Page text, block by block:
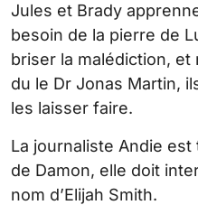
Jules et Brady
besoin de la pierre de
briser la malédiction, et
du le Dr Jonas Martin,
les laisser faire.
La journaliste Andie
de Damon, elle doit
nom d’Elijah Smith.